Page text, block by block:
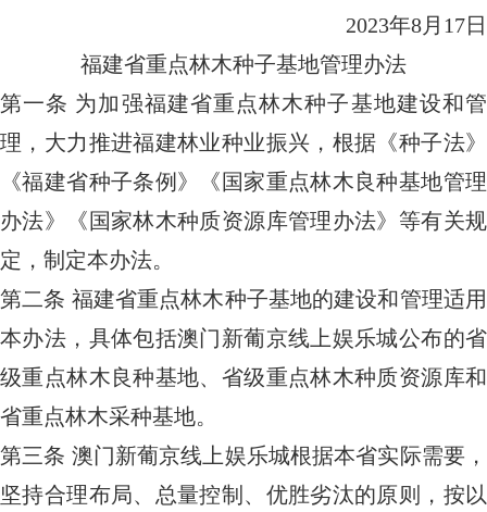
2023年8月17日
福建省重点林木种子基地管理办法
第一条 为加强福建省重点林木种子基地建设和管
理，大力推进福建林业种业振兴，根据《种子法》
《福建省种子条例》《国家重点林木良种基地管理
办法》《国家林木种质资源库管理办法》等有关规
定，制定本办法。
第二条 福建省重点林木种子基地的建设和管理适用
本办法，具体包括澳门新葡京线上娱乐城公布的省
级重点林木良种基地、省级重点林木种质资源库和
省重点林木采种基地。
第三条 澳门新葡京线上娱乐城根据本省实际需要，
坚持合理布局、总量控制、优胜劣汰的原则，按以